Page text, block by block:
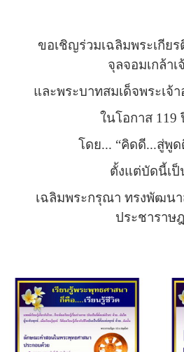
ขอเชิญร่วมเฉลิมพระเกีย
จุลจอมเกล้าเ
และพระบาทสมเด็จพระเจ้
ในโอกาส 119
โดย... “คิดดี...สู่พูด
ตั้งแต่บัดนี้เป็
เฉลิมพระกรุณา ทรงพัฒน
ประชาราษ